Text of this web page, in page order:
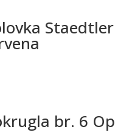
Staedtler
br. 6